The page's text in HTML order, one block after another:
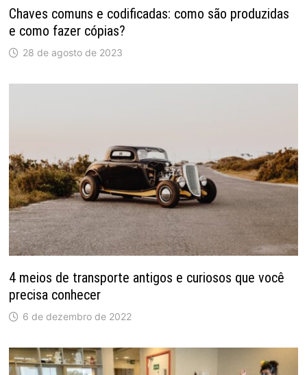
Chaves comuns e codificadas: como são produzidas
e como fazer cópias?
28 de agosto de 2023
4 meios de transporte antigos e curiosos que você
precisa conhecer
6 de dezembro de 2022